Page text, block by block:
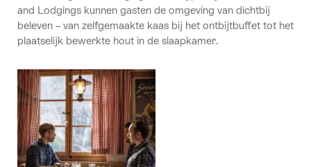
and Lodgings kunnen gasten de omgeving van dichtbij
beleven – van zelfgemaakte kaas bij het ontbijtbuffet tot het
plaatselijk bewerkte hout in de slaapkamer.